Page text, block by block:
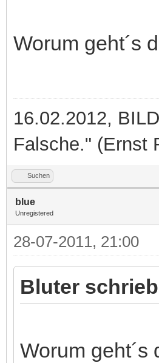
Worum geht´s
16.02.2012,
Falsche." (Ernst
Suchen
blue
Unregistered
28-07-2011, 21:00
Bluter
Worum geht´s